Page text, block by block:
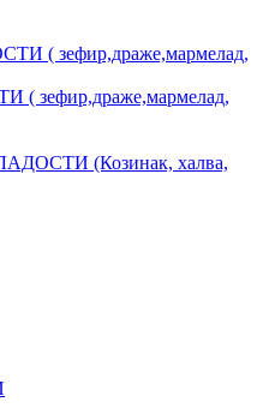
(Козинак, халва,